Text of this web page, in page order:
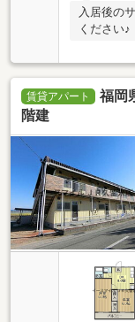
入居後の
ください♪
賃貸アパート
福岡
階建